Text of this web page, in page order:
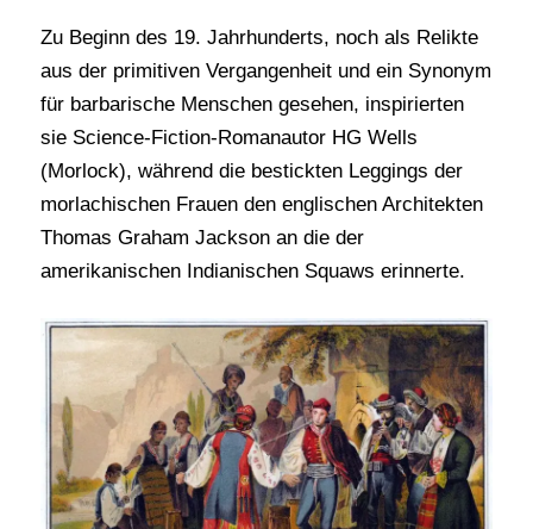
Zu Beginn des 19. Jahrhunderts, noch als Relikte
aus der primitiven Vergangenheit und ein Synonym
für barbarische Menschen gesehen, inspirierten
sie Science-Fiction-Romanautor HG Wells
(Morlock), während die bestickten Leggings der
morlachischen Frauen den englischen Architekten
Thomas Graham Jackson an die der
amerikanischen Indianischen Squaws erinnerte.